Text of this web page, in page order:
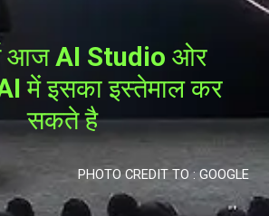
आजAI Studio ओर
में इसका इस्तेमाल कर
सकते है
PHOTO CREDIT TO : GOOGLE